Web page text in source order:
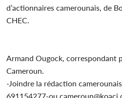
d’actionnaires camerounais, de
CHEC.
Armand Ougock, correspondant
Cameroun.
-Joindre la rédaction
691154277-ou